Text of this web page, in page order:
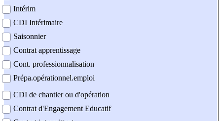
Intérim
CDI Intérimaire
Saisonnier
Contrat apprentissage
Cont. professionnalisation
Prépa.opérationnel.emploi
CDI de chantier ou d'opération
Contrat d'Engagement Educatif